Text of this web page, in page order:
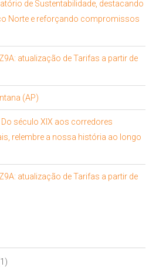
de Sustentabilidade, destacando
Norte e reforçando compromissos
atualização de Tarifas a partir de
(AP)
século XIX aos corredores
relembre a nossa história ao longo
atualização de Tarifas a partir de